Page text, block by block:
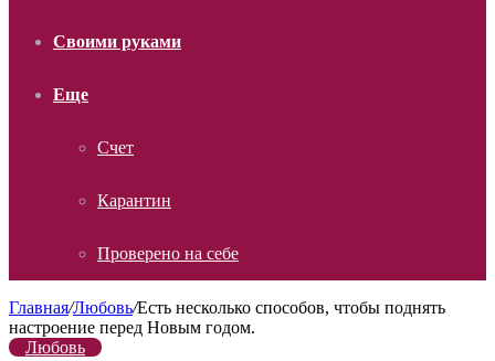
Своими руками
Еще
Счет
Карантин
Проверено на себе
Главная/Любовь/Есть несколько способов, чтобы поднять
настроение перед Новым годом.
Любовь